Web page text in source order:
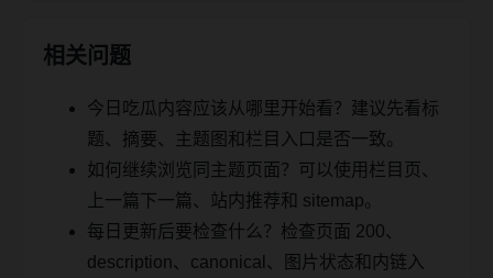
相关问题
今日吃瓜内容应该从哪里开始看？建议先看标
题、摘要、主题图和栏目入口是否一致。
如何继续浏览同主题页面？可以使用栏目页、
上一篇下一篇、站内推荐和 sitemap。
每日更新后要检查什么？检查页面 200、
description、canonical、图片状态和内链入